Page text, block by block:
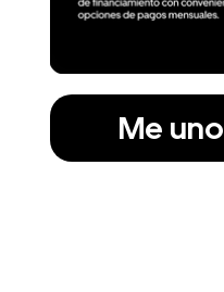
Me uno